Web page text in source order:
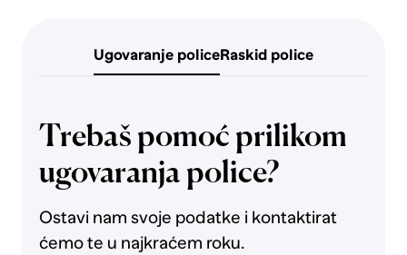
Ugovaranje policeRaskid police
Trebaš pomoć prilikom
ugovaranja police?
Ostavi nam svoje podatke i kontaktirat
ćemo te u najkraćem roku.